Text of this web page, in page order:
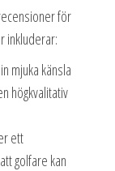
för
inkluderar:
mjuka känsla
högkvalitativ
ett
golfare kan